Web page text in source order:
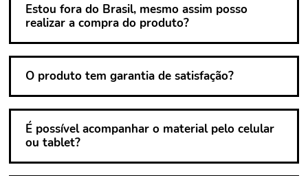
Estou fora do Brasil, mesmo assim posso
realizar a compra do produto?
O produto tem garantia de satisfação?
É possível acompanhar o material pelo celular
ou tablet?